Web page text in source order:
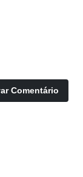
Comentário